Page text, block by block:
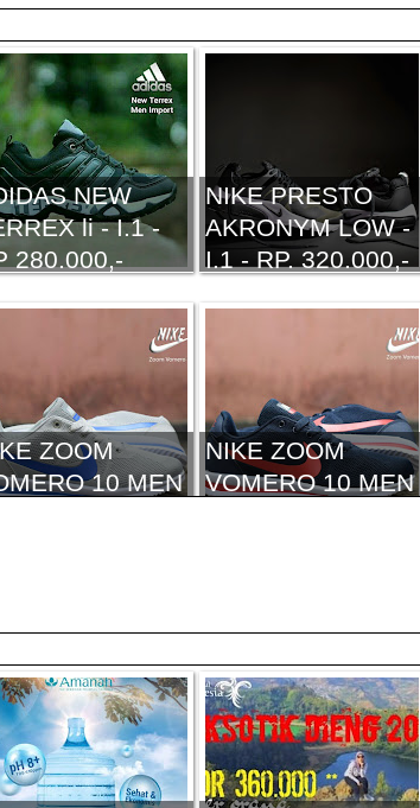
NEW
li - I.1 -
280.000,-
NIKE PRESTO
AKRONYM LOW -
I.1 - RP. 320.000,-
ZOOM
10 MEN
NIKE ZOOM
VOMERO 10 MEN
AIR ZOOM
- I.1 -
390.000,-
NIKE AIR ZOOM
PEGASUS - I.1 -
IDR 390.000,-